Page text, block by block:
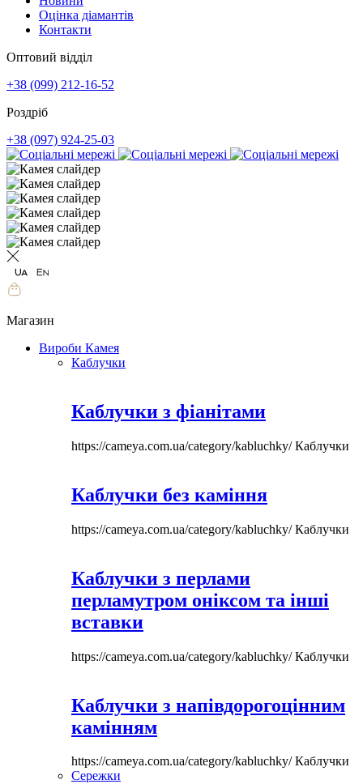
Оцінка діамантів
Контакти
Оптовий відділ
+38 (099) 212-16-52
Роздріб
+38 (097) 924-25-03
Магазин
Вироби Камея
Каблучки
Каблучки з фіанітами
https://cameya.com.ua/category/kabluchky/Каблучки
Каблучки без каміння
https://cameya.com.ua/category/kabluchky/Каблучки
Каблучки з перлами
перламутром оніксом та інші
вставки
https://cameya.com.ua/category/kabluchky/Каблучки
Каблучки з напівдорогоцінним
камінням
https://cameya.com.ua/category/kabluchky/Каблучки
Сережки